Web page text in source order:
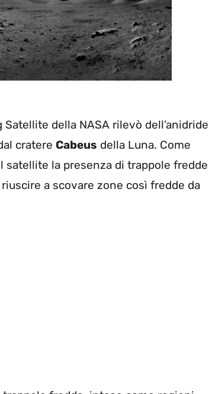
della NASA rilevò dell’anidride
cratere Cabeus della Luna. Come
la presenza di trappole fredde
a scovare zone così fredde da